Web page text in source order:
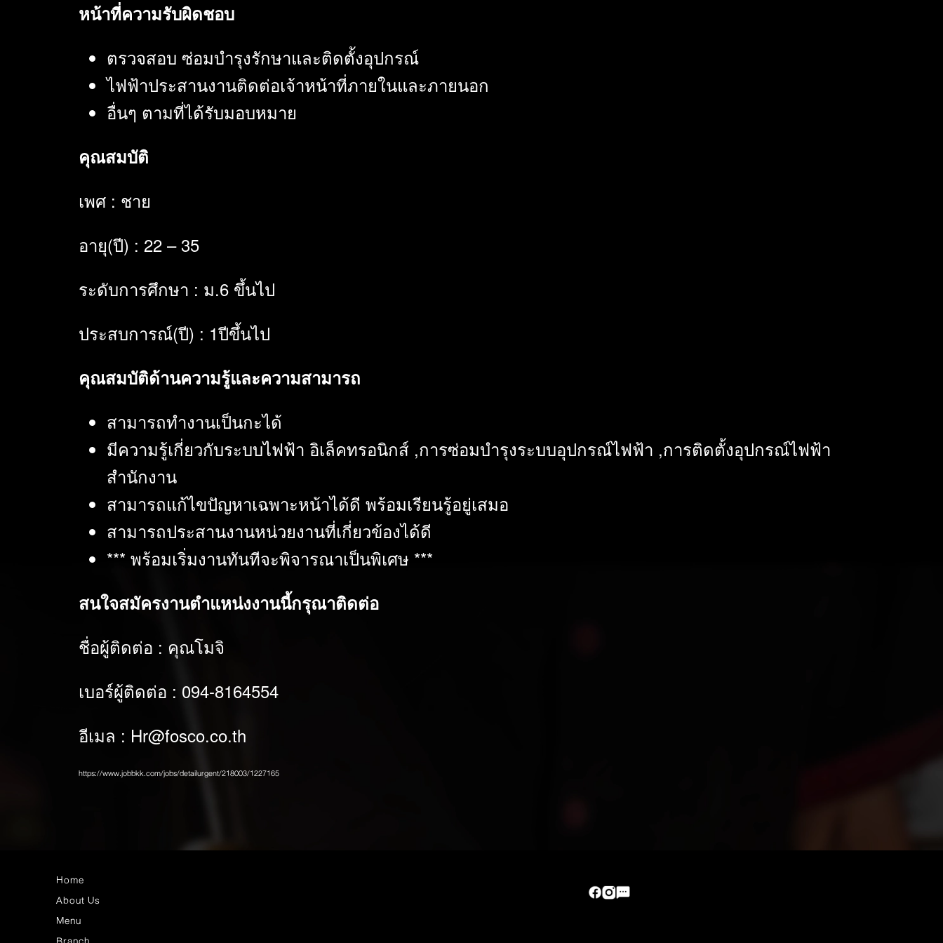
หน้าที่ความรับผิดชอบ
ตรวจสอบ ซ่อมบำรุงรักษาและติดตั้งอุปกรณ์
ไฟฟ้าประสานงานติดต่อเจ้าหน้าที่ภายในและภายนอก
อื่นๆ ตามที่ได้รับมอบหมาย
คุณสมบัติ
เพศ : ชาย
อายุ(ปี) : 22 – 35
ระดับการศึกษา : ม.6 ขึ้นไป
ประสบการณ์(ปี) : 1ปีขึ้นไป
คุณสมบัติด้านความรู้และความสามารถ
สามารถทำงานเป็นกะได้
มีความรู้เกี่ยวกับระบบไฟฟ้า อิเล็คทรอนิกส์ ,การซ่อมบำรุงระบบอุปกรณ์ไฟฟ้า ,การติดตั้งอุปกรณ์ไฟฟ้า
สำนักงาน
สามารถแก้ไขปัญหาเฉพาะหน้าได้ดี พร้อมเรียนรู้อยู่เสมอ
สามารถประสานงานหน่วยงานที่เกี่ยวข้องได้ดี
*** พร้อมเริ่มงานทันทีจะพิจารณาเป็นพิเศษ ***
สนใจสมัครงานตำแหน่งงานนี้กรุณาติดต่อ
ชื่อผู้ติดต่อ : คุณโมจิ
เบอร์ผู้ติดต่อ : 094-8164554
อีเมล : Hr@fosco.co.th
https://www.jobbkk.com/jobs/detailurgent/218003/1227165
Home
About Us
Menu